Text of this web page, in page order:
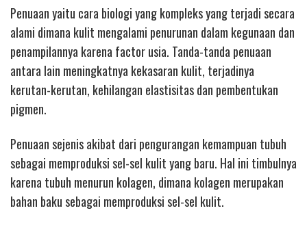
Penuaan yaitu cara biologi yang kompleks yang terjadi secara
alami dimana kulit mengalami penurunan dalam kegunaan dan
penampilannya karena factor usia. Tanda-tanda penuaan
antara lain meningkatnya kekasaran kulit, terjadinya
kerutan-kerutan, kehilangan elastisitas dan pembentukan
pigmen.
Penuaan sejenis akibat dari pengurangan kemampuan tubuh
sebagai memproduksi sel-sel kulit yang baru. Hal ini timbulnya
karena tubuh menurun kolagen, dimana kolagen merupakan
bahan baku sebagai memproduksi sel-sel kulit.